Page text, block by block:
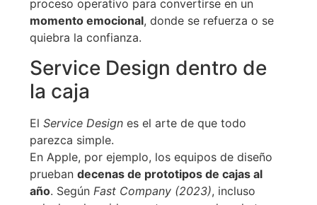
proceso operativo para convertirse en un
momento emocional, donde se refuerza o se
quiebra la confianza.
Service Design dentro de
la caja
El Service Design es el arte de que todo
parezca simple.
En Apple, por ejemplo, los equipos de diseño
prueban decenas de prototipos de cajas al
año. Según Fast Company (2023), incluso